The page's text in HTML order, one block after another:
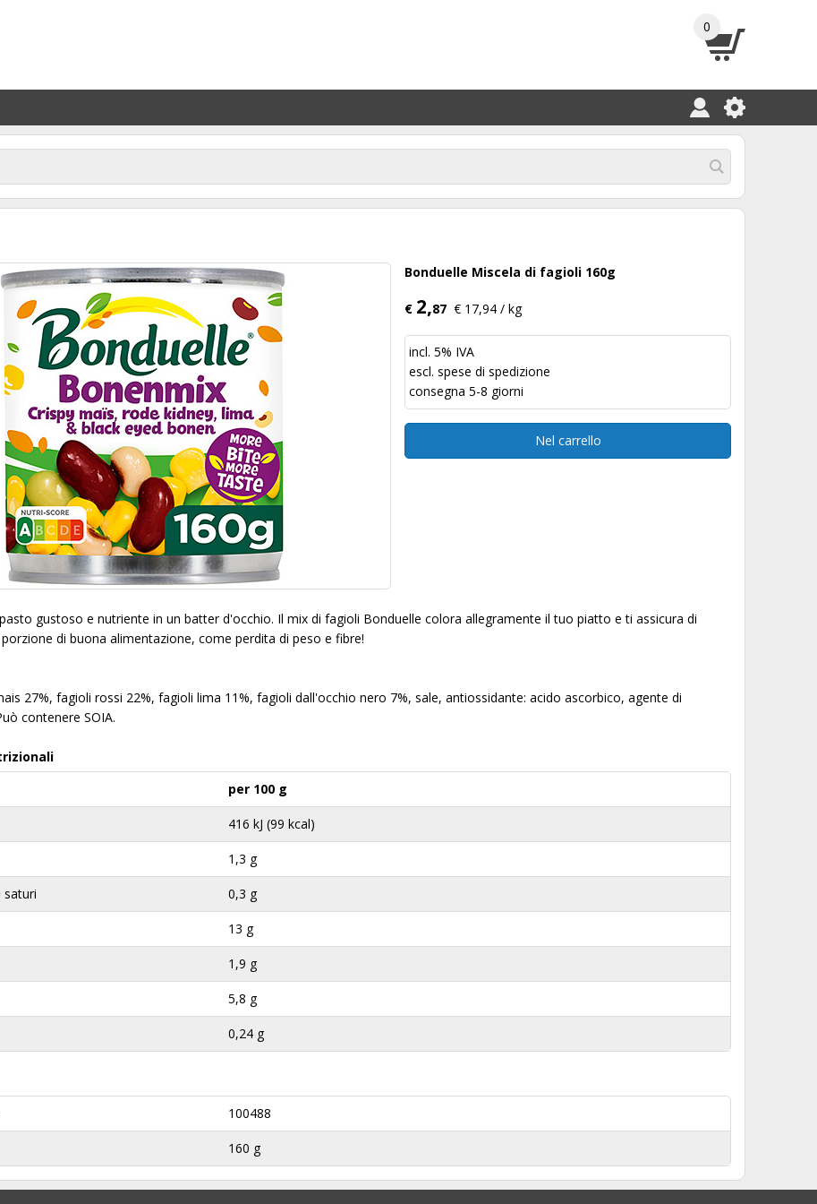
0
Bonduelle Miscela di fagioli 160g
€ 2,87 € 17,94 / kg
incl. 5% IVA
escl. spese di spedizione
consegna 5-8 giorni
Nel carrello
gustoso e nutriente in un batter d'occhio. Il mix di fagioli Bonduelle colora allegramente il tuo piatto e ti assicura di
di buona alimentazione, come perdita di peso e fibre!
27%, fagioli rossi 22%, fagioli lima 11%, fagioli dall'occhio nero 7%, sale, antiossidante: acido ascorbico, agente di
contenere SOIA.
per 100 g
416 kJ (99 kcal)
1,3 g
saturi 0,3 g
13 g
1,9 g
5,8 g
0,24 g
100488
160 g